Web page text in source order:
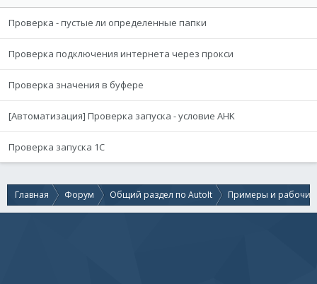
Проверка - пустые ли определенные папки
Проверка подключения интернета через прокси
Проверка значения в буфере
[Автоматизация] Проверка запуска - условие AHK
Проверка запуска 1С
Главная Форум Общий раздел по AutoIt Примеры и рабочие